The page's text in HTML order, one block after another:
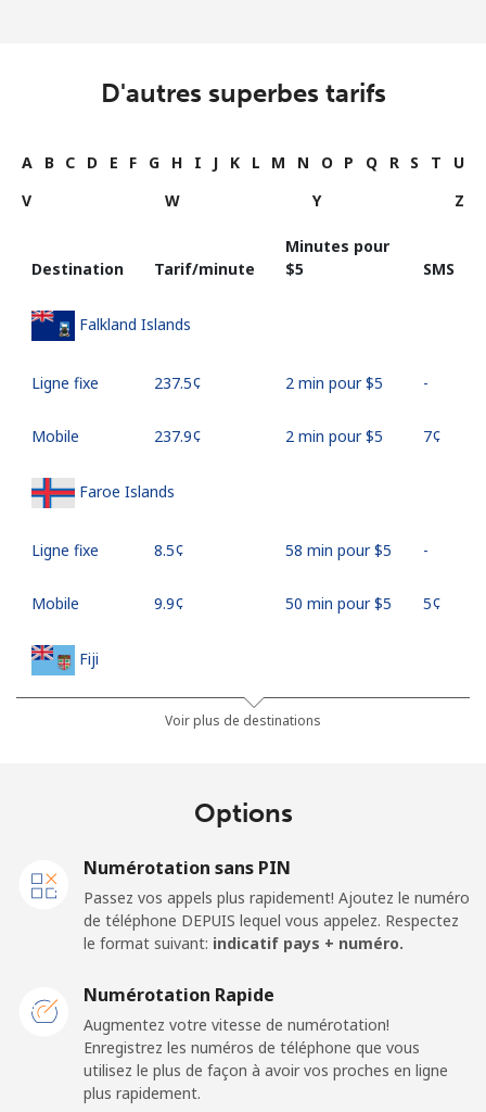
D'autres superbes tarifs
A B C D E F G H I J K L M N O P Q R S T
U
V
W Y Z
Destination Tarif/minute
Minutes pour
⁦$5⁩
SMS
Falkland Islands
Ligne fixe ⁦237.5¢⁩ 2 min pour ⁦$5⁩ -
Mobile ⁦237.9¢⁩ 2 min pour ⁦$5⁩ ⁦7¢⁩
Faroe Islands
Ligne fixe ⁦8.5¢⁩ 58 min pour ⁦$5⁩ -
Mobile ⁦9.9¢⁩ 50 min pour ⁦$5⁩ ⁦5¢⁩
Fiji
⁦37.9¢⁩ 13 min pour ⁦$5⁩
Ligne fixe
⁦34.5¢⁩ 14 min pour ⁦$5⁩
France
Ligne fixe ⁦1¢⁩
500 min pour
⁦$5⁩
Voir plus de destinations
Options
Numérotation sans PIN
Passez vos appels plus rapidement! Ajoutez le numéro
de téléphone DEPUIS lequel vous appelez. Respectez
le format suivant: indicatif pays + numéro.
Numérotation Rapide
Augmentez votre vitesse de numérotation!
Enregistrez les numéros de téléphone que vous
utilisez le plus de façon à avoir vos proches en ligne
plus rapidement.